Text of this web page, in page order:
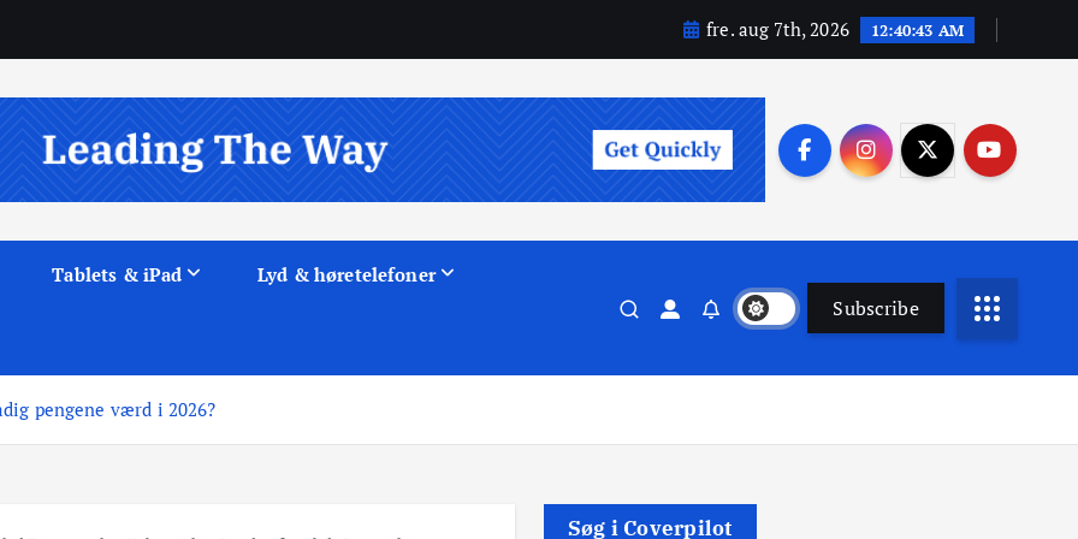
fre. aug 7th, 2026 12:40:44 AM
Tablets & iPad Lyd & høretelefoner
Subscribe
pengene værd i 2026?
Søg i Coverpilot